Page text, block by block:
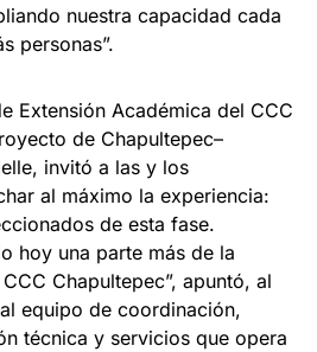
nuestra capacidad cada
personas”.
Extensión Académica del CCC
de Chapultepec–
invitó a las y los
al máximo la experiencia:
de esta fase.
hoy una parte más de la
Chapultepec”, apuntó, al
equipo de coordinación,
técnica y servicios que opera